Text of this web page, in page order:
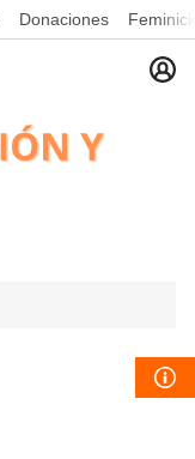
Donaciones